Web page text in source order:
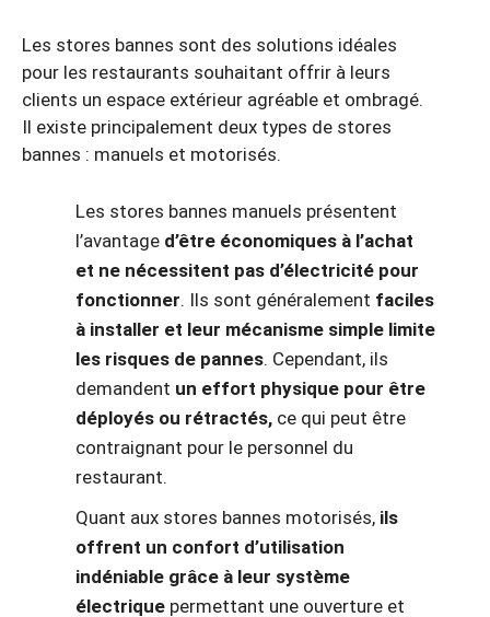
Les stores bannes sont des solutions idéales
pour les restaurants souhaitant offrir à leurs
clients un espace extérieur agréable et ombragé.
Il existe principalement deux types de stores
bannes : manuels et motorisés.
Les stores bannes manuels présentent
l’avantage d’être économiques à l’achat
et ne nécessitent pas d’électricité pour
fonctionner. Ils sont généralement faciles
à installer et leur mécanisme simple limite
les risques de pannes. Cependant, ils
demandent un effort physique pour être
déployés ou rétractés, ce qui peut être
contraignant pour le personnel du
restaurant.
Quant aux stores bannes motorisés, ils
offrent un confort d’utilisation
indéniable grâce à leur système
électrique permettant une ouverture et